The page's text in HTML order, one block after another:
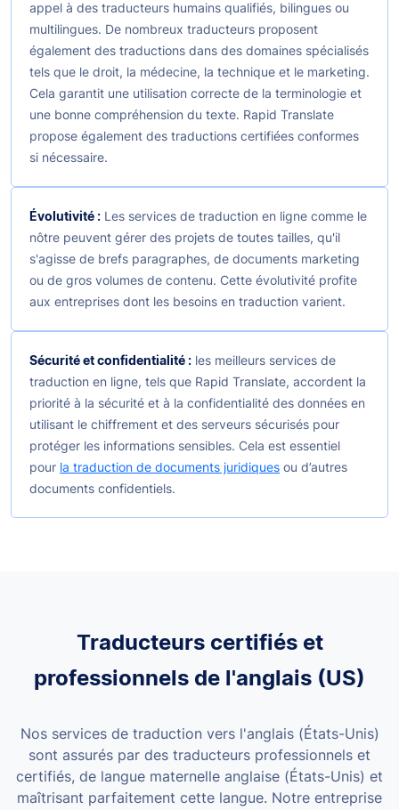
appel à des traducteurs humains qualifiés, bilingues ou
multilingues. De nombreux traducteurs proposent
également des traductions dans des domaines spécialisés
tels que le droit, la médecine, la technique et le marketing.
Cela garantit une utilisation correcte de la terminologie et
une bonne compréhension du texte. Rapid Translate
propose également des traductions certifiées conformes
si nécessaire.
Évolutivité : Les services de traduction en ligne comme le
nôtre peuvent gérer des projets de toutes tailles, qu'il
s'agisse de brefs paragraphes, de documents marketing
ou de gros volumes de contenu. Cette évolutivité profite
aux entreprises dont les besoins en traduction varient.
Sécurité et confidentialité : les meilleurs services de
traduction en ligne, tels que Rapid Translate, accordent la
priorité à la sécurité et à la confidentialité des données en
utilisant le chiffrement et des serveurs sécurisés pour
protéger les informations sensibles. Cela est essentiel
pour la traduction de documents juridiques ou d’autres
documents confidentiels.
Traducteurs certifiés et
professionnels de l'anglais (US)
Nos services de traduction vers l'anglais (États-Unis)
sont assurés par des traducteurs professionnels et
certifiés, de langue maternelle anglaise (États-Unis) et
maîtrisant parfaitement cette langue. Notre entreprise